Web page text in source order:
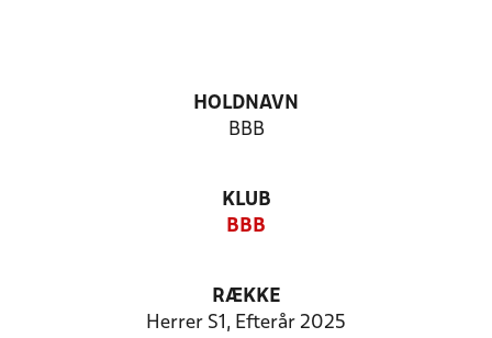
HOLDNAVN
BBB
KLUB
BBB
RÆKKE
Herrer S1, Efterår 2025